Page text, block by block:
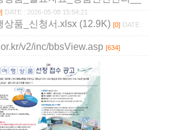
DATE : 2026-05-08 15:54:21
상품_신청서.xlsx (12.9K) [0] DATE :
v2/inc/bbsView.asp [634]